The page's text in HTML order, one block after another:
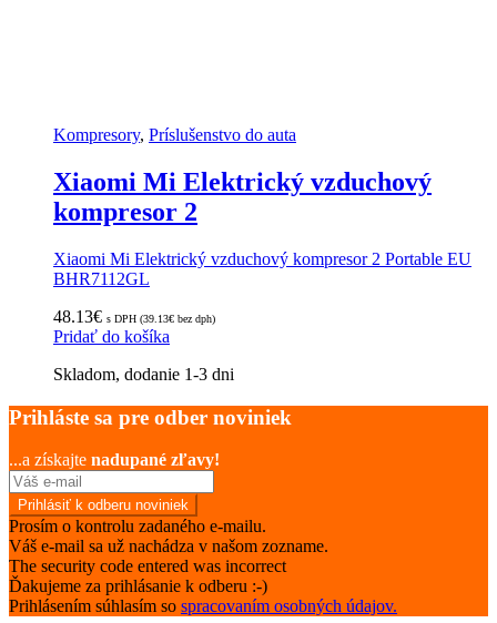
Kompresory, Príslušenstvo do auta
Xiaomi Mi Elektrický vzduchový
kompresor 2
Xiaomi Mi Elektrický vzduchový kompresor 2 Portable EU
BHR7112GL
48.13€ s DPH (39.13€ bez dph)
Pridať do košíka
Skladom, dodanie 1-3 dni
Prihláste sa pre odber noviniek
...a získajte nadupané zľavy!
Prosím o kontrolu zadaného e-mailu.
Váš e-mail sa už nachádza v našom zozname.
The security code entered was incorrect
Ďakujeme za prihlásanie k odberu :-)
Prihlásením súhlasím so spracovaním osobných údajov.